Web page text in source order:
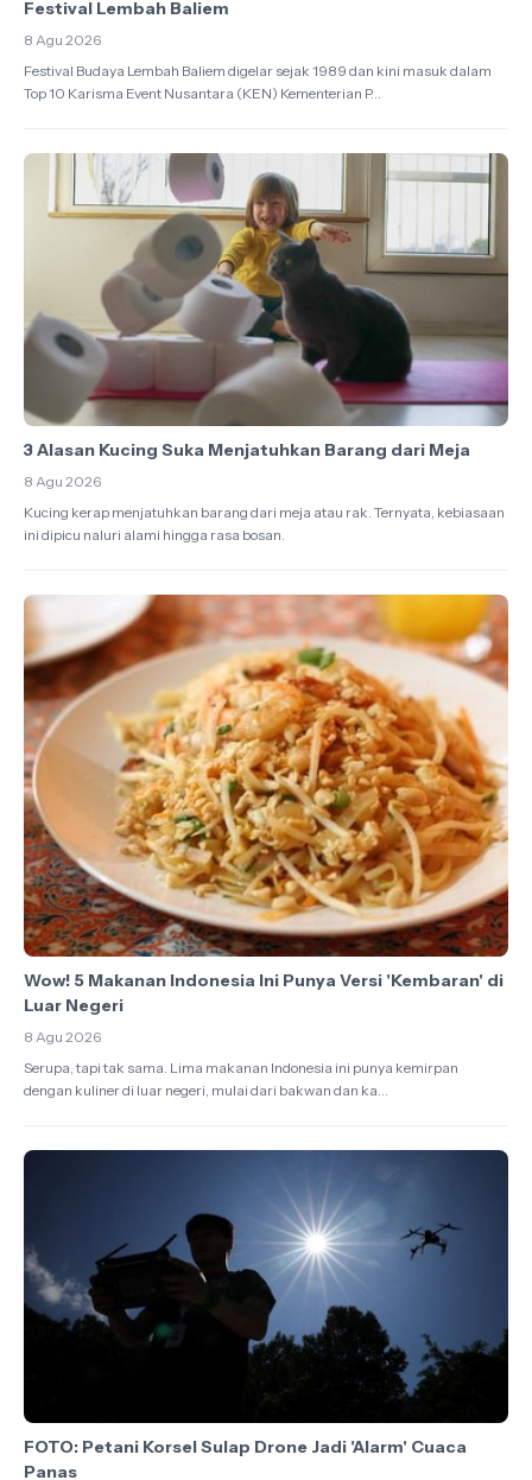
Festival Lembah Baliem
8 Agu 2026
Festival Budaya Lembah Baliem digelar sejak 1989 dan kini masuk dalam
Top 10 Karisma Event Nusantara (KEN) Kementerian P...
3 Alasan Kucing Suka Menjatuhkan Barang dari Meja
8 Agu 2026
Kucing kerap menjatuhkan barang dari meja atau rak. Ternyata, kebiasaan
ini dipicu naluri alami hingga rasa bosan.
Wow! 5 Makanan Indonesia Ini Punya Versi 'Kembaran' di
Luar Negeri
8 Agu 2026
Serupa, tapi tak sama. Lima makanan Indonesia ini punya kemirpan
dengan kuliner di luar negeri, mulai dari bakwan dan ka...
FOTO: Petani Korsel Sulap Drone Jadi 'Alarm' Cuaca
Panas